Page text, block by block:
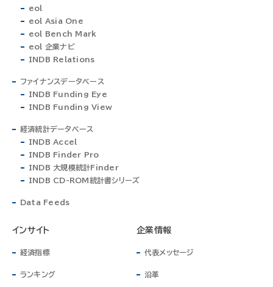
eol
eol Asia One
eol Bench Mark
eol 企業ナビ
INDB Relations
ファイナンスデータベース
INDB Funding Eye
INDB Funding View
経済統計データベース
INDB Accel
INDB Finder Pro
INDB 大規模統計Finder
INDB CD-ROM統計書シリーズ
Data Feeds
インサイト
経済指標
ランキング
企業情報
代表メッセージ
沿革